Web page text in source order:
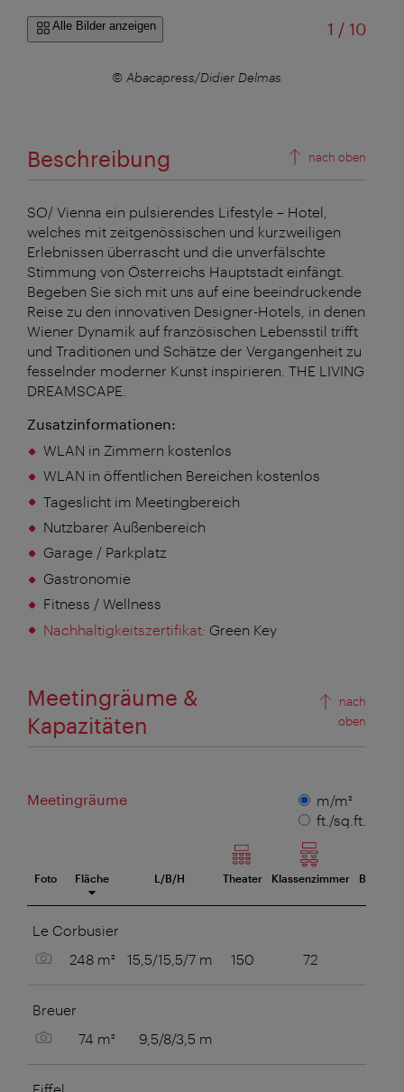
Alle Bilder anzeigen 1 /von
10
© Abacapress/Didier Delmas
Beschreibung nach oben
SO/ Vienna ein pulsierendes Lifestyle – Hotel,
welches mit zeitgenössischen und kurzweiligen
Erlebnissen überrascht und die unverfälschte
Stimmung von Österreichs Hauptstadt einfängt.
Begeben Sie sich mit uns auf eine beeindruckende
Reise zu den innovativen Designer-Hotels, in denen
Wiener Dynamik auf französischen Lebensstil trifft
und Traditionen und Schätze der Vergangenheit zu
fesselnder moderner Kunst inspirieren. THE LIVING
DREAMSCAPE.
Zusatzinformationen:
WLAN in Zimmern kostenlos
WLAN in öffentlichen Bereichen kostenlos
Tageslicht im Meetingbereich
Nutzbarer Außenbereich
Garage / Parkplatz
Gastronomie
Fitness / Wellness
Nachhaltigkeitszertifikat: Green Key
Meetingräume &
Kapazitäten
nach
oben
Maßeinheit
m/m²
ft./sq.ft.
Meetingräume
Foto Fläche L/B/H Theater Klassenzimmer
Le Corbusier
Bild anzeigen
248 m² 15,5/15,5/7 m 150 72
Breuer
Bild anzeigen
74 m² 9,5/8/3,5 m
Eiffel